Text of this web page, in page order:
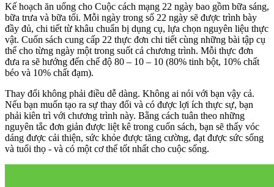
Kế hoạch ăn uống cho Cuộc cách mạng 22 ngày bao gồm bữa sáng,
bữa trưa và bữa tối. Mỗi ngày trong số 22 ngày sẽ được trình bày
đầy đủ, chi tiết từ khâu chuẩn bị dụng cụ, lựa chọn nguyên liệu thực
vật. Cuốn sách cung cấp 22 thực đơn chi tiết cùng những bài tập cụ
thể cho từng ngày một trong suốt cả chương trình. Mỗi thực đơn
đưa ra sẽ hướng đến chế độ 80 – 10 – 10 (80% tinh bột, 10% chất
béo và 10% chất đạm).
Thay đổi không phải điều dễ dàng. Không ai nói với bạn vậy cả.
Nếu bạn muốn tạo ra sự thay đổi và có được lợi ích thực sự, bạn
phải kiên trì với chương trình này. Bằng cách tuân theo những
nguyên tắc đơn giản được liệt kê trong cuốn sách, bạn sẽ thấy vóc
dáng được cải thiện, sức khỏe được tăng cường, đạt được sức sống
và tuổi thọ - và có một cơ thể tốt nhất cho cuộc sống.